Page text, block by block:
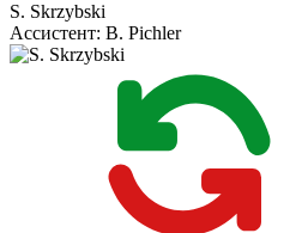
S. Skrzybski
Ассистент: B. Pichler